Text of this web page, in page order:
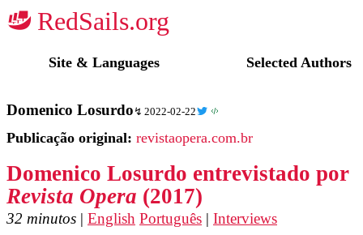
Site & Languages Selected Authors
Domenico Losurdo 2022-02-22
Publicação original: revistaopera.com.br
Domenico Losurdo entrevistado por
Revista Opera (2017)
32 minutos | English Português | Interviews